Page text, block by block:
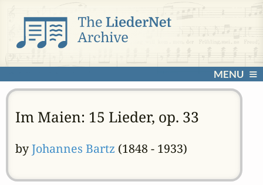
MENU
Im Maien: 15 Lieder, op. 33
byJohannes Bartz (1848 - 1933)